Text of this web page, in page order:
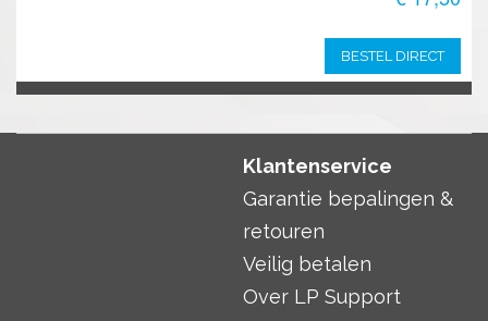
BESTEL DIRECT
Klantenservice
Garantie bepalingen &
retouren
Veilig betalen
Over LP Support